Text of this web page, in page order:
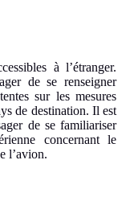
à l’étranger.
de se renseigner
sur les mesures
de destination. Il est
de se familiariser
concernant le
l’avion.